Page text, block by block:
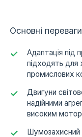
Основні
Адаптація під
підходять для
промислових
Двигуни
надійними
високим
Шумозахисний